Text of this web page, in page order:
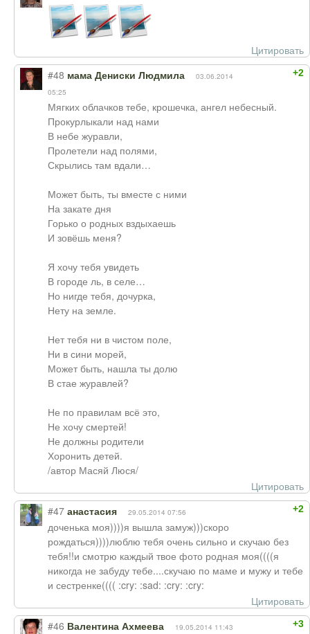
Цитировать
+2
#48 мама Дениски Людмила
03.06.2014
05:25
Мягких облачков тебе, крошечка, ангел небесный.
Прокурлыкали над нами
В небе журавли,
Пролетели над полями,
Скрылись там вдали…
Может быть, ты вместе с ними
На закате дня
Горько о родных вздыхаешь
И зовёшь меня?
Я хочу тебя увидеть
В городе ль, в селе…
Но нигде тебя, дочурка,
Нету на земле.
Нет тебя ни в чистом поле,
Ни в сини морей,
Может быть, нашла ты долю
В стае журавлей?
Не по правилам всё это,
Не хочу смертей!
Не должны родители
Хоронить детей.
/автор Масяй Люся/
Цитировать
+2
#47 анастасия 29.05.2014 07:56
доченька моя))))я вышла замуж)))скоро
рождаться))))люблю тебя очень сильно и скучаю без
тебя!!и смотрю каждый твое фото родная моя((((я
никогда не забуду тебе....скучаю по маме и мужу и тебе
и сестренке(((( :cry: :sad: :cry: :cry:
Цитировать
+3
#46 Валентина Ахмеева 19.05.2014 11:43